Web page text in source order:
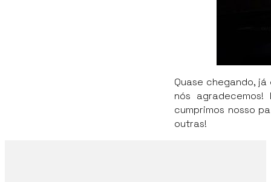
Quase chegando,
nós
cumprimos nosso
outras!